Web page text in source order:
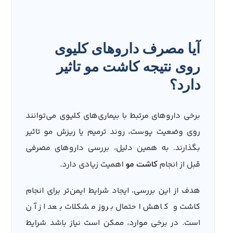
آیا مصرف داروهای کلیوی
روی نتیجه کاشت مو تاثیر
دارد؟
برخی داروهای مرتبط با بیماری‌های کلیوی می‌توانند
روی وضعیت پوست، روند ترمیم یا ریزش مو تاثیر
بگذارند. به همین دلیل، بررسی داروهای مصرفی
قبل از انجامکاشت مو اهمیت زیادی دارد.
هدف از این بررسی، ایجاد شرایط ایمن‌تر برای انجام
کاشت و کاهش احتمال بروز مشکلات بعد از آن
است. در برخی موارد، ممکن است نیاز باشد شرایط